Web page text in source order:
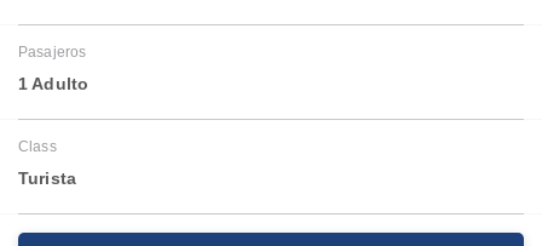
Pasajeros
1 Adulto
Class
Turista